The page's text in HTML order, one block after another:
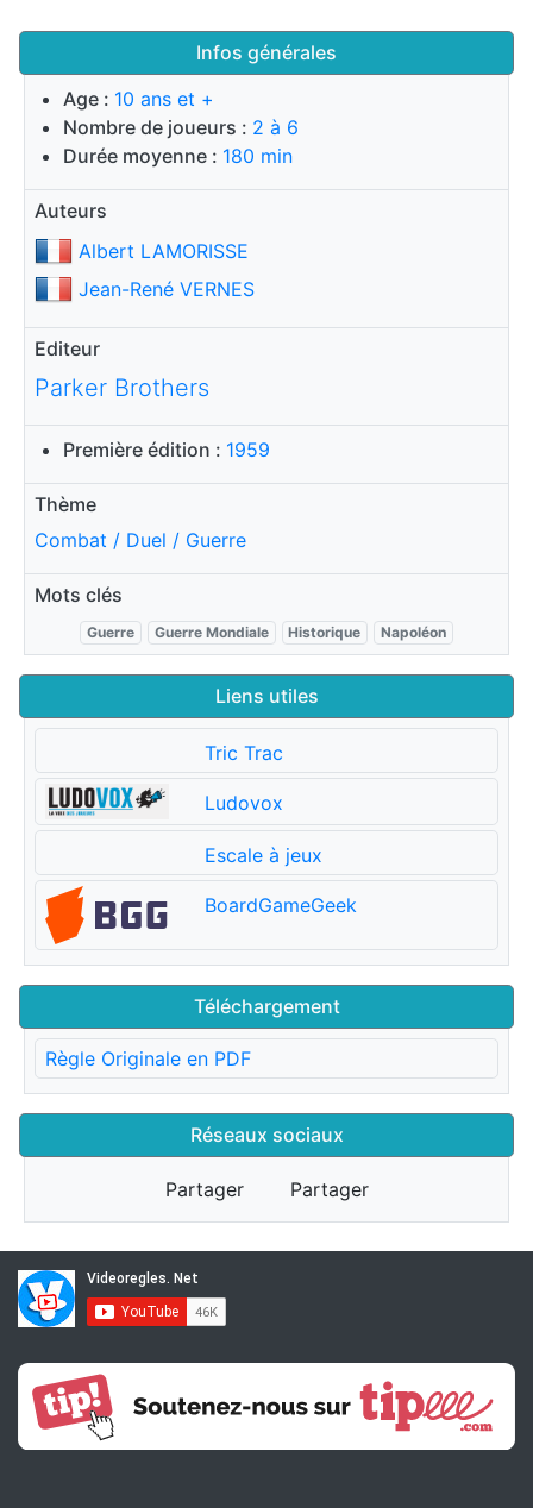
Infos générales
Age : 10 ans et +
Nombre de joueurs : 2 à 6
Durée moyenne : 180 min
Auteurs
Albert LAMORISSE
Jean-René VERNES
Editeur
Parker Brothers
Première édition : 1959
Thème
Combat / Duel / Guerre
Mots clés
Guerre Guerre Mondiale Historique Napoléon
Liens utiles
Tric Trac
Ludovox
Escale à jeux
BoardGameGeek
Téléchargement
Règle Originale en PDF
Réseaux sociaux
Partager Partager